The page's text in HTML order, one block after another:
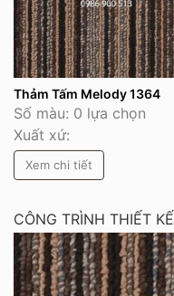
Thảm Tấm Melody 1364
Số màu: 0 lựa chọn
Xuất xứ:
Xem chi tiết
CÔNG TRÌNH THIẾT KẾ